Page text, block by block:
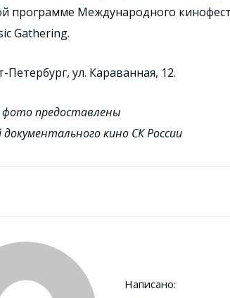
программе Международного
Gathering.
Петербург, ул. Караванная, 12.
предоставлены
документального кино СК России
Написано: